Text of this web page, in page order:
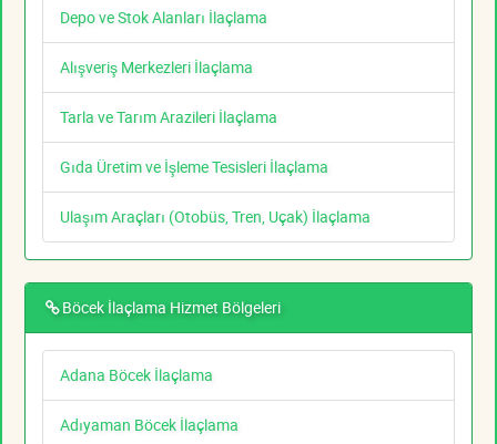
Depo ve Stok Alanları İlaçlama
Alışveriş Merkezleri İlaçlama
Tarla ve Tarım Arazileri İlaçlama
Gıda Üretim ve İşleme Tesisleri İlaçlama
Ulaşım Araçları (Otobüs, Tren, Uçak) İlaçlama
Böcek İlaçlama Hizmet Bölgeleri
Adana Böcek İlaçlama
Adıyaman Böcek İlaçlama